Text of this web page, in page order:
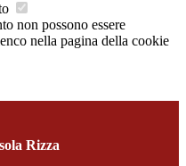
non possono essere
nella pagina della cookie
Rizza